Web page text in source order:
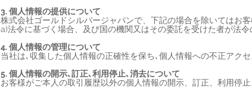
3. 個人情報の提供について
株式会社ゴールドシルバージャパンで、下記の場合を除いてはお
a)法令に基づく場合、及び国の機関又はその委託を受けた者が法
4. 個人情報の管理について
当社は､収集した個人情報の正確性を保ち､個人情報への不正アク
5. 個人情報の開示､訂正､利用停止､消去について
お客様がご本人の取引履歴以外の個人情報の開示、訂正、利用停